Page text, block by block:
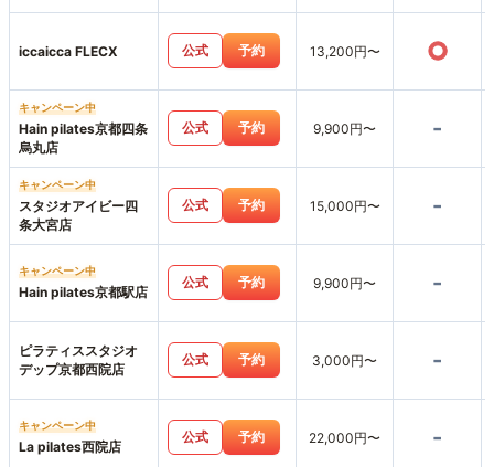
iccaicca FLECX 公式 予約 13,200円〜 ○
キャンペーン中
Hain pilates京都四条
烏丸店
公式 予約 9,900円〜 -
キャンペーン中
スタジオアイビー四
条大宮店
公式 予約 15,000円〜 -
キャンペーン中
Hain pilates京都駅店
公式 予約 9,900円〜 -
ピラティススタジオ
デップ京都西院店
公式 予約 3,000円〜 -
キャンペーン中
La pilates西院店
公式 予約 22,000円〜 -